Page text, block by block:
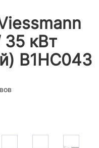
кВт
B1HC043